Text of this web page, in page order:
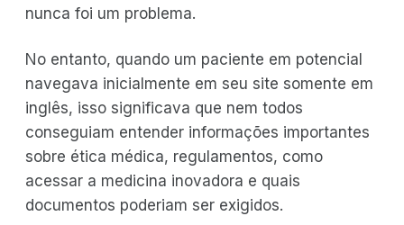
nunca foi um problema.
No entanto, quando um paciente em potencial
navegava inicialmente em seu site somente em
inglês, isso significava que nem todos
conseguiam entender informações importantes
sobre ética médica, regulamentos, como
acessar a medicina inovadora e quais
documentos poderiam ser exigidos.